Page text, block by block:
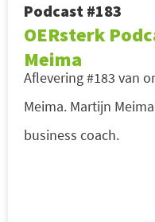
Podcast #183
OERsterk
Meima
Aflevering #183 van
Meima. Martijn
business coach.